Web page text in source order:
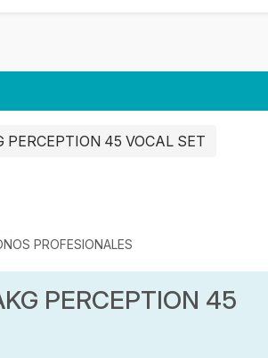
PERCEPTION 45 VOCAL SET
PROFESIONALES
PERCEPTION 45